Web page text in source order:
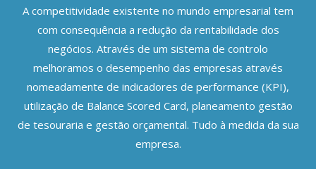
A competitividade existente no mundo empresarial tem
com consequência a redução da rentabilidade dos
negócios. Através de um sistema de controlo
melhoramos o desempenho das empresas através
nomeadamente de indicadores de performance (KPI),
utilização de Balance Scored Card, planeamento gestão
de tesouraria e gestão orçamental. Tudo à medida da sua
empresa.